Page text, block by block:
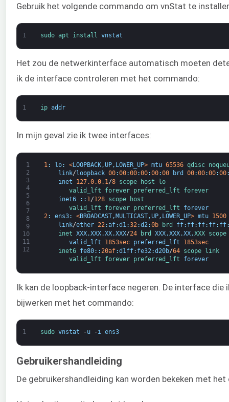
Gebruik het volgende commando om vnStat te
1 sudo apt install vnstat
Het zou de netwerkinterface automatisch moeten
ik de interface controleren met het commando:
1 ip addr
In mijn geval zie ik twee interfaces:
1
2
3
4
5
6
7
8
9
10
11
12
1 : lo: <LOOPBACK,UP, LOWER_UP> mtu 65536 qdisc
link/ loopback 00:00:00:00:00:00 brd 00:00:00:00
inet
127.0.0.1/8 scope host
lo
valid_lft
forever preferred_lft
forever
inet6
: : 1/128 scope
host
valid_lft
forever preferred_lft
forever
2: ens3: <BROADCAST, MULTICAST,UP, LOWER_UP> mtu
1500
link/ether 22:af:d1:32:d2:0b brd ff: ff: ff: ff: ff
inet XXX.XXX.XX.XXX/24 brd XXX.XXX.XX.XXX
valid_lft
1853sec preferred_lft
1853sec
inet6 fe80: : 20af:d1ff: fe32 :d20b/64 scope link
valid_lft
forever preferred_lft forever
Ik kan de loopback-interface negeren. De interface die
bijwerken met het commando:
1 sudo vnstat -u -i ens3
Gebruikershandleiding
De gebruikershandleiding kan worden bekeken met